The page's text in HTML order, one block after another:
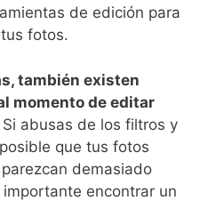
de‍ edición para
⁢fotos.
también existen
momento de editar
Si abusas de los filtros ⁤y
que tus fotos
demasiado
encontrar ⁢un